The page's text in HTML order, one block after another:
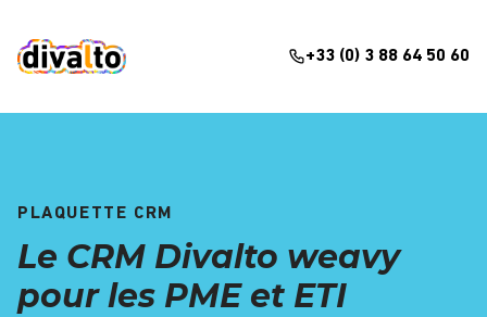
+33 (0) 3 88 64 50 60
PLAQUETTE CRM
Le CRM Divalto weavy
pour les PME et ETI